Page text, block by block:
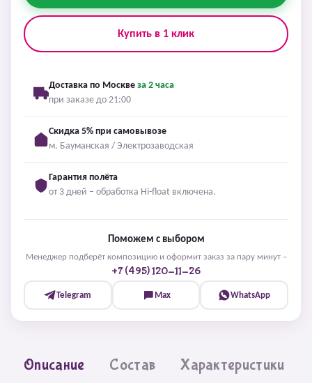
Купить в 1 клик
Доставка по Москве за 2 часа
при заказе до 21:00
Скидка 5% при самовывозе
м. Бауманская / Электрозаводская
Гарантия полёта
от 3 дней – обработка Hi-float включена.
Поможем с выбором
Менеджер подберёт композицию и оформит заказ за пару минут –
+7 (495) 120-11-26
Telegram Max WhatsApp
Описание Состав Характеристики